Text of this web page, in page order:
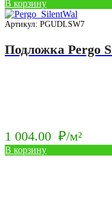
В корзину
Артикул: PGUDLSW7
Подложка Pergo
1 004.00 ₽/м²
В корзину